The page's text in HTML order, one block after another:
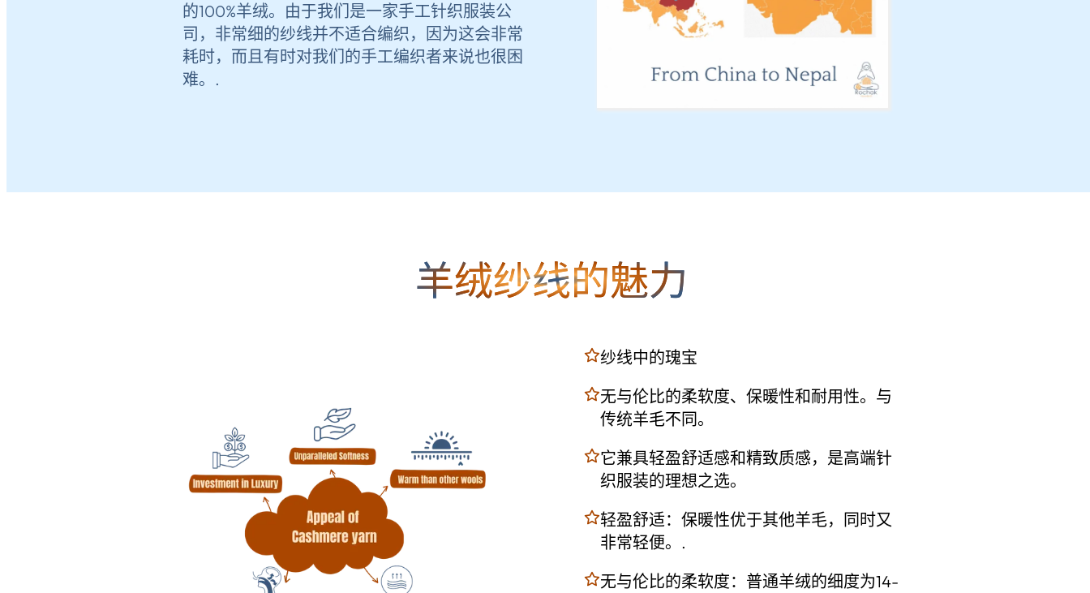
的100%羊绒。由于我们是一家手工针织服装公
司，非常细的纱线并不适合编织，因为这会非常
耗时，而且有时对我们的手工编织者来说也很困
难。.
羊绒纱线的魅力
纱线中的瑰宝
无与伦比的柔软度、保暖性和耐用性。与
传统羊毛不同。
它兼具轻盈舒适感和精致质感，是高端针
织服装的理想之选。
轻盈舒适：保暖性优于其他羊毛，同时又
非常轻便。.
无与伦比的柔软度：普通羊绒的细度为14-